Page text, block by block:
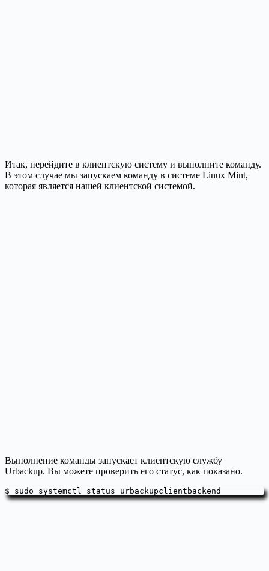
Итак, перейдите в клиентскую систему и выполните команду.
В этом случае мы запускаем команду в системе Linux Mint,
которая является нашей клиентской системой.
Выполнение команды запускает клиентскую службу
Urbackup. Вы можете проверить его статус, как показано.
$ sudo systemctl status urbackupclientbackend